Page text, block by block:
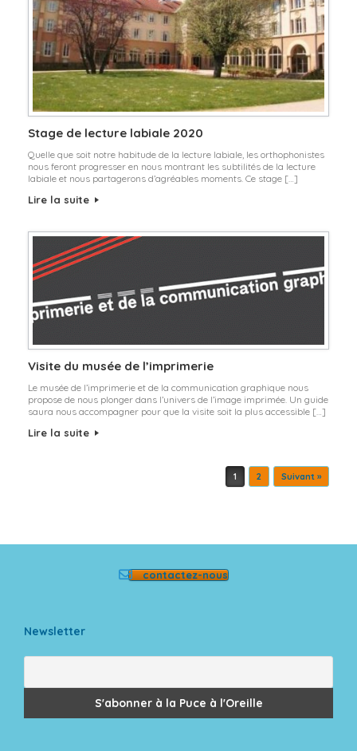
Stage de lecture labiale 2020
Quelle que soit notre habitude de la lecture labiale, les orthophonistes
nous feront progresser en nous montrant les subtilités de la lecture
labiale et nous partagerons d’agréables moments. Ce stage […]
Lire la suite
Visite du musée de l’imprimerie
Le musée de l’imprimerie et de la communication graphique nous
propose de nous plonger dans l’univers de l’image imprimée. Un guide
saura nous accompagner pour que la visite soit la plus accessible […]
Lire la suite
1 2 Suivant »
contactez-nous
Newsletter